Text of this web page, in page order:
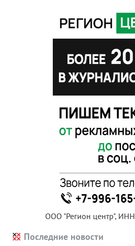
ООО "Регион центр",
Последние новости